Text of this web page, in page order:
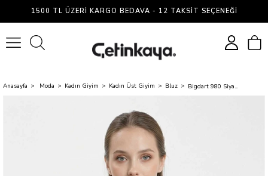
1500 TL ÜZERI KARGO BEDAVA - 12 TAKSIT SEÇENEĞI
Anasayfa Moda Kadın Giyim Kadın Üst Giyim Bluz Bigdart 980 Siyah Kadın Bluz 36-42